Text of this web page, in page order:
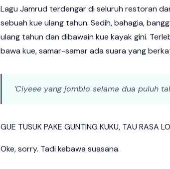
Lagu Jamrud terdengar di seluruh restoran
sebuah kue ulang tahun. Sedih, bahagia,
ulang tahun dan dibawain kue kayak gini.
bawa kue, samar-samar ada suara yang
‘Ciyeee yang jomblo selama dua puluh
GUE TUSUK PAKE GUNTING KUKU, TAU RASA
Oke, sorry. Tadi kebawa suasana.